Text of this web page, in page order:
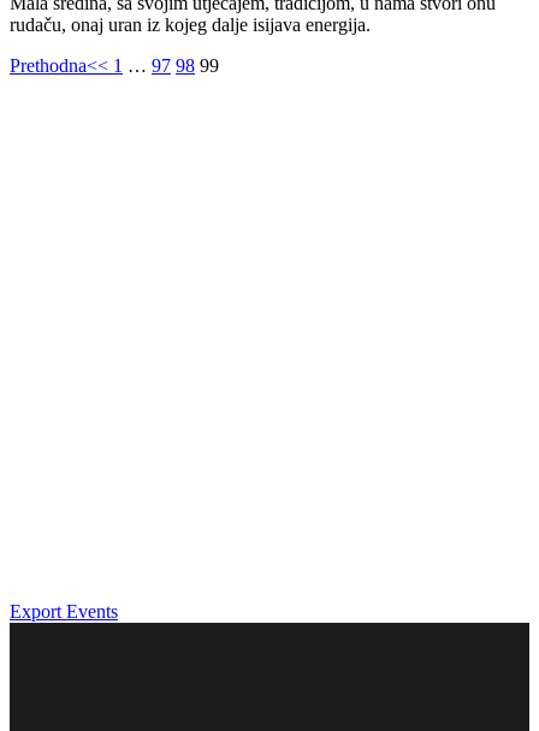
rudaču, onaj uran iz kojeg dalje isijava energija.
Prethodna<< 1 … 97 98 99
Export Events